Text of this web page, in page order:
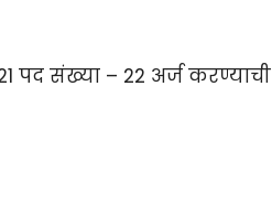
पद संख्या – 22 अर्ज करण्याची